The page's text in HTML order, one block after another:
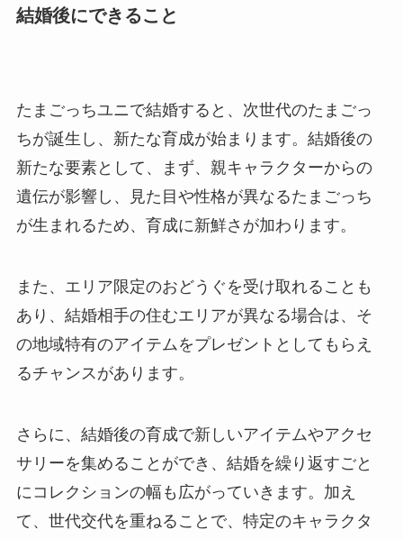
結婚後にできること
たまごっちユニで結婚すると、次世代のたまごっ
ちが誕生し、新たな育成が始まります。結婚後の
新たな要素として、まず、親キャラクターからの
遺伝が影響し、見た目や性格が異なるたまごっち
が生まれるため、育成に新鮮さが加わります。
また、エリア限定のおどうぐを受け取れることも
あり、結婚相手の住むエリアが異なる場合は、そ
の地域特有のアイテムをプレゼントとしてもらえ
るチャンスがあります。
さらに、結婚後の育成で新しいアイテムやアクセ
サリーを集めることができ、結婚を繰り返すごと
にコレクションの幅も広がっていきます。加え
て、世代交代を重ねることで、特定のキャラクタ